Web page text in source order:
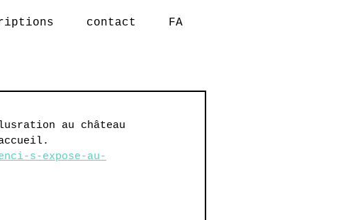
contact FA
au château
s-expose-au-